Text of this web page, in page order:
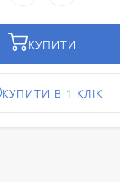
КУПИТИ
КУПИТИ В 1 КЛІК